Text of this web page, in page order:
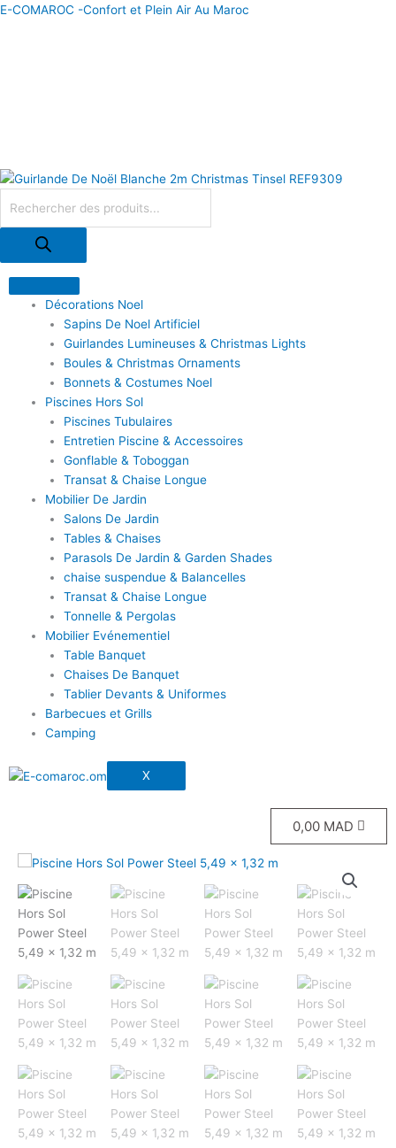
Aller
E-COMAROC -Confort et Plein Air Au Maroc
de
produits
Décorations Noel
Sapins De Noel Artificiel
Guirlandes Lumineuses & Christmas Lights
Boules & Christmas Ornaments
Bonnets & Costumes Noel
Piscines Hors Sol
Piscines Tubulaires
Entretien Piscine & Accessoires
Gonflable & Toboggan
Transat & Chaise Longue
Mobilier De Jardin
Salons De Jardin
Tables & Chaises
Parasols De Jardin & Garden Shades
chaise suspendue & Balancelles
Transat & Chaise Longue
Tonnelle & Pergolas
Mobilier Evénementiel
Table Banquet
Chaises De Banquet
Tablier Devants & Uniformes
Barbecues et Grills
Camping
X
0,00 MAD
Le
initial
était :
9999,00 MAD.
Le
prix
actuel
est :
8999,00 MAD.